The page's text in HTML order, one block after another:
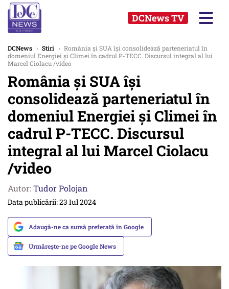
DCNews TV
DCNews › Stiri › România și SUA își consolidează parteneriatul în
domeniul Energiei și Climei în cadrul P-TECC. Discursul integral al lui
Marcel Ciolacu /video
România și SUA își
consolidează parteneriatul în
domeniul Energiei și Climei în
cadrul P-TECC. Discursul
integral al lui Marcel Ciolacu
/video
Autor:Tudor Polojan
Data publicării: 23 Iul 2024
Adaugă-ne ca sursă preferată în Google
Urmărește-ne pe Google News